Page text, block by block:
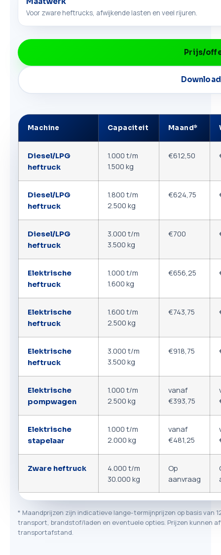
Voor zware heftrucks, afwijkende lasten en veel rijuren.
Prijs/
Machine Capaciteit Maand*
Diesel/LPG
heftruck
1.000 t/m
1.500 kg
€612,50
Diesel/LPG
heftruck
1.800 t/m
2.500 kg
€624,75
Diesel/LPG
heftruck
3.000 t/m
3.500 kg
€700
Elektrische
heftruck
1.000 t/m
1.600 kg
€656,25
Elektrische
heftruck
1.600 t/m
2.500 kg
€743,75
Elektrische
heftruck
3.000 t/m
3.500 kg
€918,75
Elektrische
pompwagen
1.000 t/m
2.500 kg
vanaf
€393,75
Elektrische
stapelaar
1.000 t/m
2.000 kg
vanaf
€481,25
Zware heftruck
4.000 t/m
30.000 kg
Op
aanvraag
* Maandprijzen zijn indicatieve lange-termijnprijzen op basis van
transport, brandstof/laden en eventuele opties. Prijzen kunnen
transportafstand.